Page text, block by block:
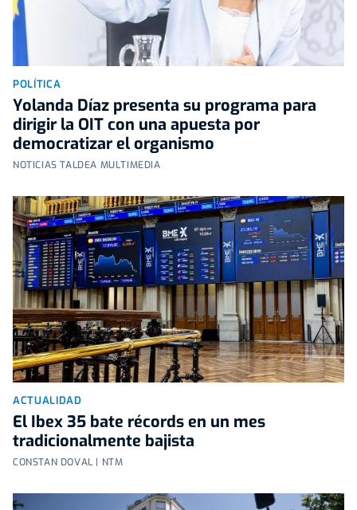
POLÍTICA
Yolanda Díaz presenta su programa para
dirigir la OIT con una apuesta por
democratizar el organismo
NOTICIAS TALDEA MULTIMEDIA
ACTUALIDAD
El Ibex 35 bate récords en un mes
tradicionalmente bajista
CONSTAN DOVAL | NTM